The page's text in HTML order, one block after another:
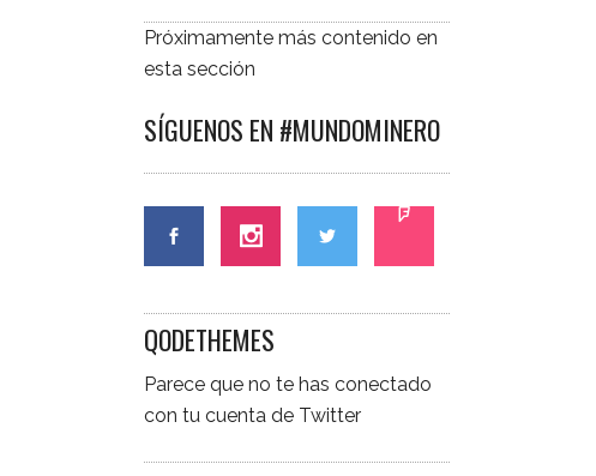
Próximamente más contenido en
esta sección
SÍGUENOS EN #MUNDOMINERO
QODETHEMES
Parece que no te has conectado
con tu cuenta de Twitter